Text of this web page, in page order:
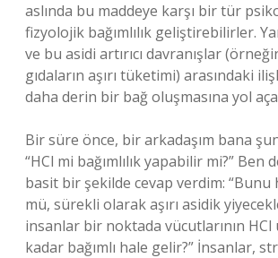
aslında bu maddeye karşı bir tür
fizyolojik bağımlılık geliştirebilirler.
ve bu asidi artırıcı davranışlar
gıdaların aşırı tüketimi) arasındaki
daha derin bir bağ oluşmasına yol
Bir süre önce, bir arkadaşım bana
“HCl mi bağımlılık yapabilir mi?” Ben
basit bir şekilde cevap verdim: “Bunu
mü, sürekli olarak aşırı asidik
insanlar bir noktada vücutlarının
kadar bağımlı hale gelir?” İnsanlar,